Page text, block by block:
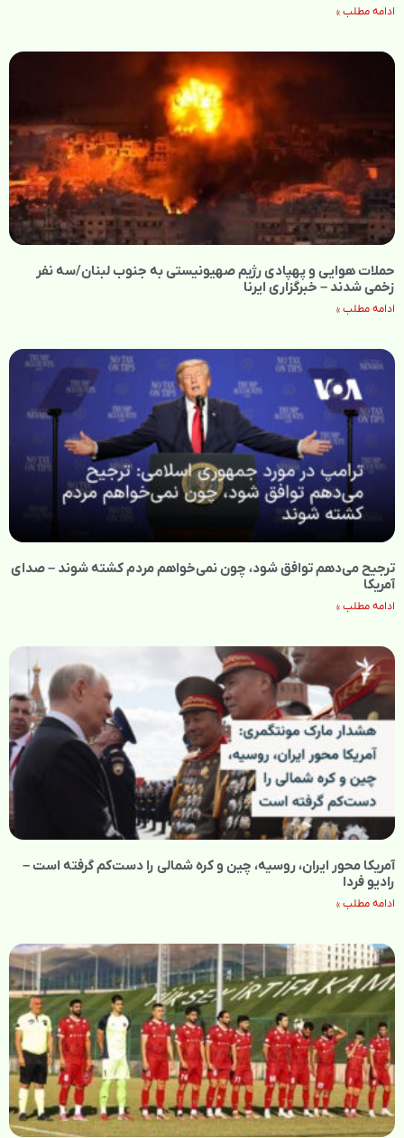
ادامه مطلب »
حملات هوایی و پهپادی رژیم صهیونیستی به جنوب لبنان/سه نفر
زخمی شدند – خبرگزاری ایرنا
ادامه مطلب »
ترجیح می‌دهم توافق شود، چون نمی‌خواهم مردم کشته شوند – صدای
آمریکا
ادامه مطلب »
آمریکا محور ایران، روسیه، چین و کره شمالی را دست‌کم گرفته است –
رادیو فردا
ادامه مطلب »